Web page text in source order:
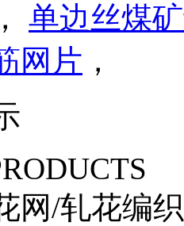
， 单边丝煤
网片 ，
网/轧花编